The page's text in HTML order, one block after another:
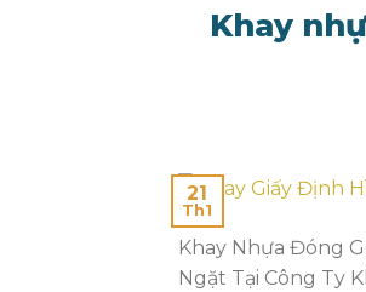
Khay
21
Th1
Khay Nhựa Đóng
Ngặt Tại Công Ty